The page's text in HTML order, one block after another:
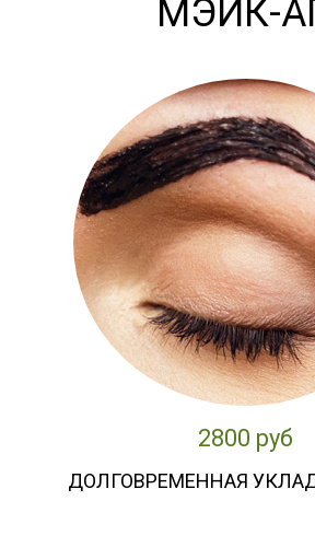
МЭЙК-
2800 руб
ДОЛГОВРЕМЕННАЯ